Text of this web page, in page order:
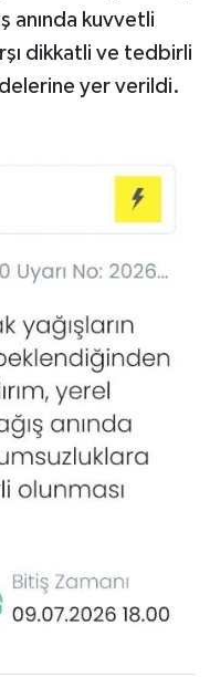
anında kuvvetli
dikkatli ve tedbirli
yer verildi.